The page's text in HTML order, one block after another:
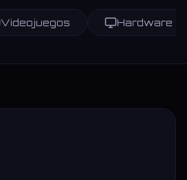
Videojuegos Hardware